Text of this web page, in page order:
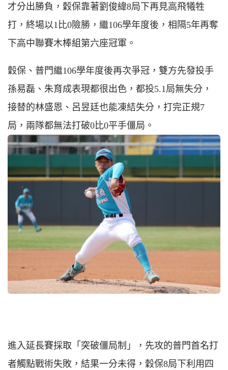
才分出勝負，穀保靠著劉俊緯8局下再見高飛犧牲
打，終場以1比0險勝，繼106學年度後，相隔5年再奪
下高中聯賽木棒組第六座冠軍。
穀保、普門繼106學年度後再次爭冠，雙方先發投手
孫易磊、朱育成表現都很出色，都投5.1局無失分，
接替的林盛恩、呂昱廷也能凍結失分，打完正規7
局，兩隊都無法打破0比0平手僵局。
進入延長賽採取「突破僵局制」，先攻的普門首名打
者觸點戰術失敗，結果一分未得，穀保8局下利用四